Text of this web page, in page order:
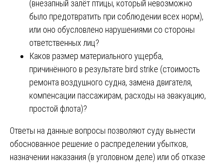
(внезапный залёт птицы, который невозможно
было предотвратить при соблюдении всех норм),
или оно обусловлено нарушениями со стороны
ответственных лиц?
Каков размер материального ущерба,
причинённого в результате bird strike (стоимость
ремонта воздушного судна, замена двигателя,
компенсации пассажирам, расходы на эвакуацию,
простой флота)?
Ответы на данные вопросы позволяют суду вынести
обоснованное решение о распределении убытков,
назначении наказания (в уголовном деле) или об отказе